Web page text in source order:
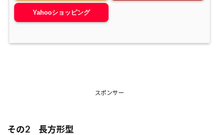
Yahooショッピング
スポンサー
その2 長方形型